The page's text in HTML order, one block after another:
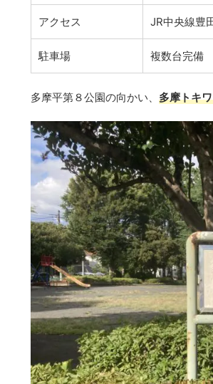
アクセス JR中央線豊
駐車場 複数台完備
多摩平第８公園の向かい、 多摩トキ